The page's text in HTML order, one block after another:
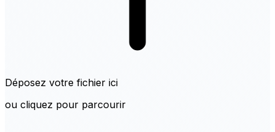
Déposez votre fichier ici
ou cliquez pour parcourir